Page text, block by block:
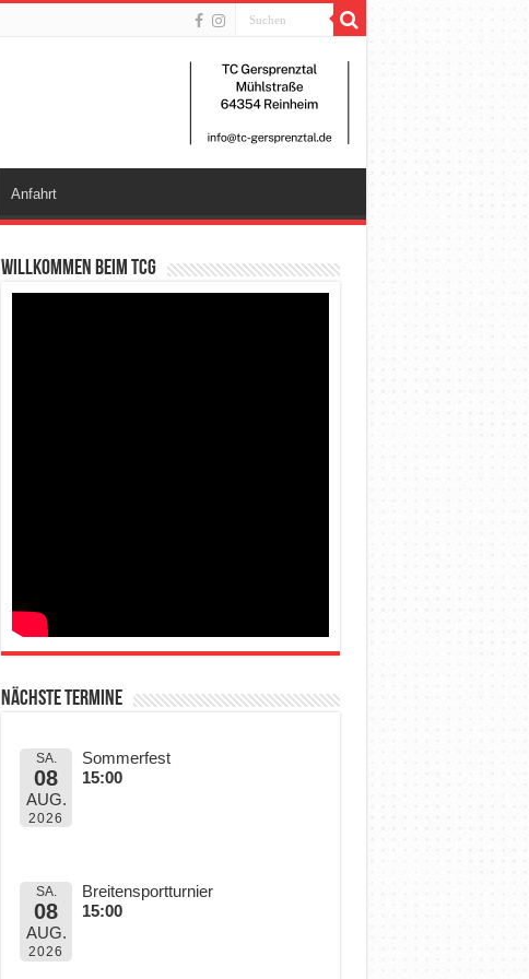
Anfahrt
Willkommen beim TCG
Nächste Termine
SA.
08
AUG.
2026
Sommerfest
15:00
SA.
08
AUG.
2026
Breitensportturnier
15:00